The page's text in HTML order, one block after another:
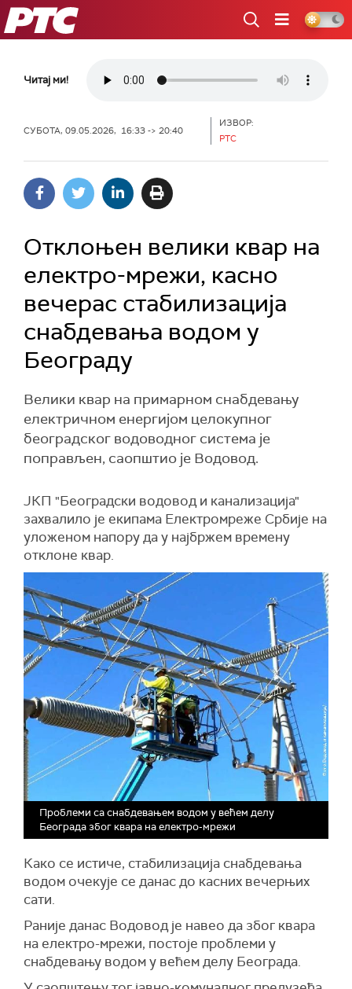
РТС
Читај ми!
СУБОТА, 09.05.2026, 16:33 -> 20:40
ИЗВОР:
РТС
Отклоњен велики квар на
електро-мрежи, касно
вечерас стабилизација
снабдевања водом у
Београду
Велики квар на примарном снабдевању
електричном енергијом целокупног
београдског водоводног система је
поправљен, саопштио је Водовод.
ЈКП "Београдски водовод и канализација"
захвалило је екипама Електромреже Србије на
уложеном напору да у најбржем времену
отклоне квар.
Проблеми са снабдевањем водом у већем делу
Београда због квара на електро-мрежи
Како се истиче, стабилизација снабдевања
водом очекује се данас до касних вечерњих
сати.
Раније данас Водовод је навео да због квара
на електро-мрежи, постоје проблеми у
снабдевању водом у већем делу Београда.